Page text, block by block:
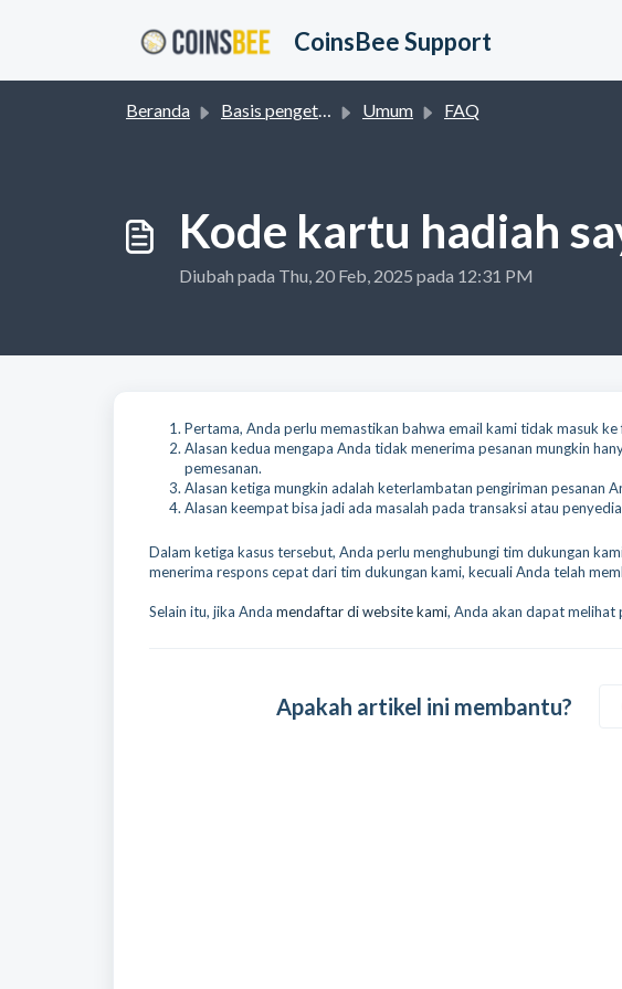
CoinsBee Support
Beranda Basis pengetahuan Umum FAQ
Kode kartu hadiah
Diubah pada Thu, 20 Feb, 2025 pada 12:31 PM
Pertama, Anda perlu memastikan bahwa email kami tidak masuk
Alasan kedua mengapa Anda tidak menerima pesanan mungkin
pemesanan.
Alasan ketiga mungkin adalah keterlambatan pengiriman pesanan
Alasan keempat bisa jadi ada masalah pada transaksi atau
Dalam ketiga kasus tersebut, Anda perlu menghubungi tim dukungan
menerima respons cepat dari tim dukungan kami, kecuali Anda telah
Selain itu, jika Anda mendaftar di website kami, Anda akan dapat melihat
Apakah artikel ini membantu?